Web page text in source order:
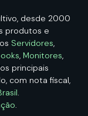
desde 2000
produtos e
Servidores,
, Monitores,
principais
com nota fiscal,
.
.